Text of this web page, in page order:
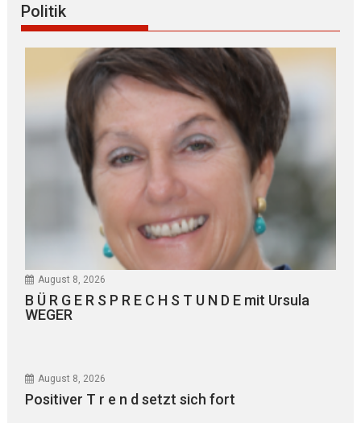
Politik
August 8, 2026
B Ü R G E R S P R E C H S T U N D E mit Ursula
WEGER
August 8, 2026
Positiver T r e n d setzt sich fort